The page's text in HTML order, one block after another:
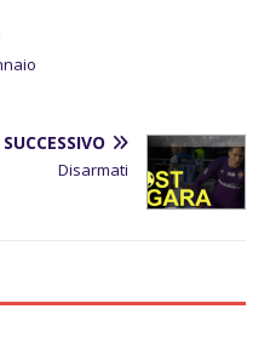
SUCCESSIVO
Disarmati